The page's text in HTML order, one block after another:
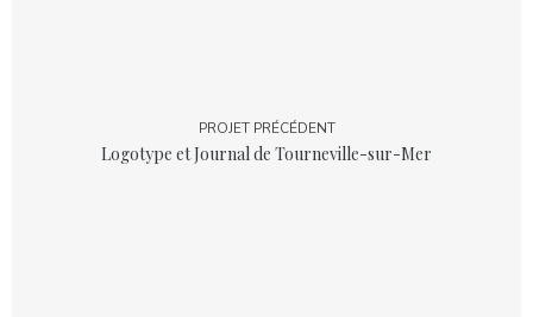
PROJET PRÉCÉDENT
Logotype et Journal de Tourneville-sur-Mer